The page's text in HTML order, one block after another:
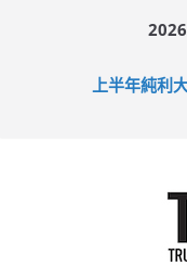
上半年純利
拜仁熱